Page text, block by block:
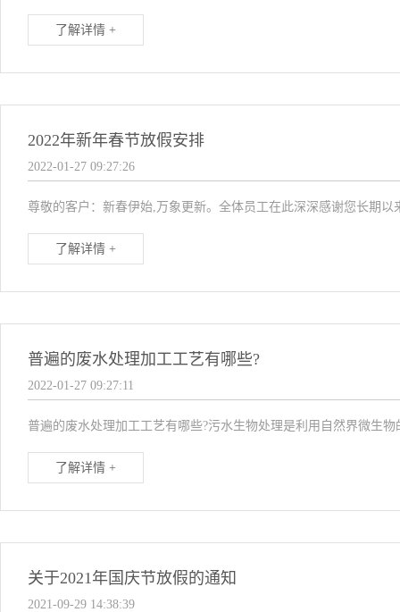
了解详情 +
2022年新年春节放假安排
2022-01-27 09:27:26
尊敬的客户：新春伊始,万象更新。全体员工在此深深感谢您长期
了解详情 +
普遍的废水处理加工工艺有哪些?
2022-01-27 09:27:11
普遍的废水处理加工工艺有哪些?污水生物处理是利用自然界微生
了解详情 +
关于2021年国庆节放假的通知
2021-09-29 14:38:39